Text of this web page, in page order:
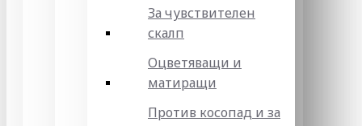
За чувствителен
скалп
Оцветяващи и
матиращи
Против косопад и за